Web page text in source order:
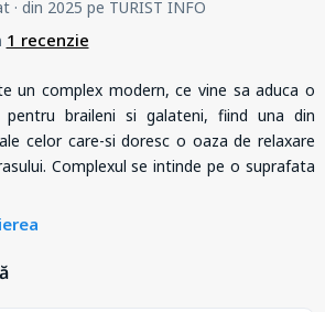
· din 2025 pe TURIST INFO
1 recenzie
un complex modern, ce vine sa aduca o
braileni si galateni, fiind una din
celor care-si doresc o oaza de relaxare
Complexul se intinde pe o suprafata